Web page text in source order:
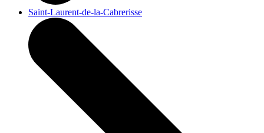
Saint-Laurent-de-la-Cabrerisse